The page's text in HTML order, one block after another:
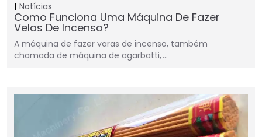
Notícias
Como Funciona Uma Máquina De Fazer
Velas De Incenso?
A máquina de fazer varas de incenso, também
chamada de máquina de agarbatti, …